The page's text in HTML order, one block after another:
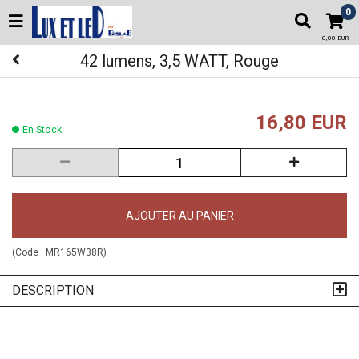
0
0,00 EUR
42 lumens, 3,5 WATT, Rouge
En Stock 16,80 EUR
AJOUTER AU PANIER
(Code : MR165W38R)
DESCRIPTION